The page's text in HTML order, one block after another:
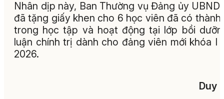
Nhân dịp này, Ban Thường vụ Đảng ủy UBND
đã tặng giấy khen cho 6 học viên đã có thành
trong học tập và hoạt động tại lớp bồi
luận chính trị dành cho đảng viên mới khóa I
2026.
Duy